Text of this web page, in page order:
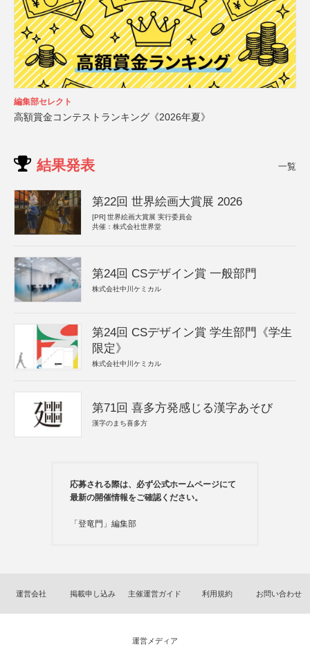
編集部セレクト
高額賞金コンテストランキング《2026年夏》
結果発表 一覧
第22回 世界絵画大賞展 2026
[PR] 世界絵画大賞展 実行委員会
共催：株式会社世界堂
第24回 CSデザイン賞 一般部門
株式会社中川ケミカル
第24回 CSデザイン賞 学生部門《学生
限定》
株式会社中川ケミカル
第71回 喜多方発感じる漢字あそび
漢字のまち喜多方
応募される際は、必ず公式ホームページにて
最新の開催情報をご確認ください。
「登竜門」編集部
運営会社 掲載申し込み 主催運営ガイド 利用規約 お問い合わせ
運営メディア